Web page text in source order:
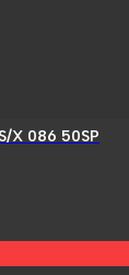
X 086 50SP